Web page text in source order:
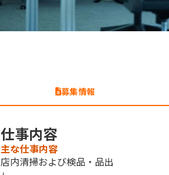
募集情報
仕事内容
主な仕事内容
店内清掃および検品・品出